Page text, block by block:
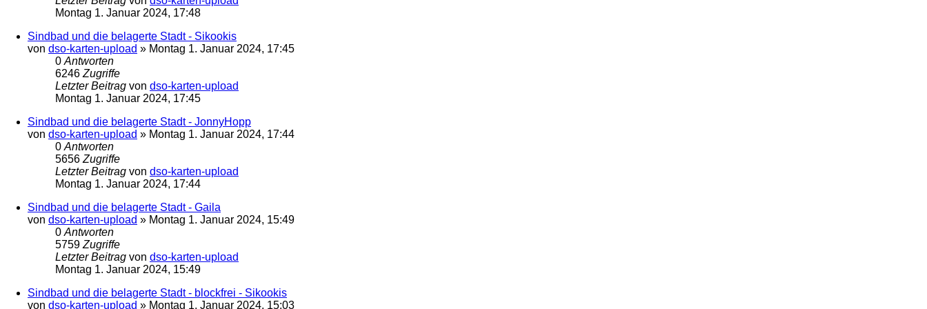
Montag 1. Januar 2024, 17:48
Sindbad und die belagerte Stadt - Sikookis
von dso-karten-upload » Montag 1. Januar 2024, 17:45
0Antworten
6246Zugriffe
Letzter Beitrag von dso-karten-upload
Montag 1. Januar 2024, 17:45
Sindbad und die belagerte Stadt - JonnyHopp
von dso-karten-upload » Montag 1. Januar 2024, 17:44
0Antworten
5656Zugriffe
Letzter Beitrag von dso-karten-upload
Montag 1. Januar 2024, 17:44
Sindbad und die belagerte Stadt - Gaila
von dso-karten-upload » Montag 1. Januar 2024, 15:49
0Antworten
5759Zugriffe
Letzter Beitrag von dso-karten-upload
Montag 1. Januar 2024, 15:49
Sindbad und die belagerte Stadt - blockfrei - Sikookis
von dso-karten-upload » Montag 1. Januar 2024, 15:03